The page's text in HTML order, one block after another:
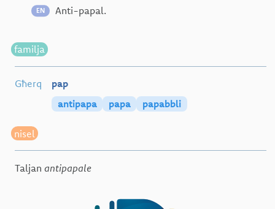
EN Anti-papal.
familja
Għerq
pap
antipapa
papa papabbli
nisel
Taljan antipapale